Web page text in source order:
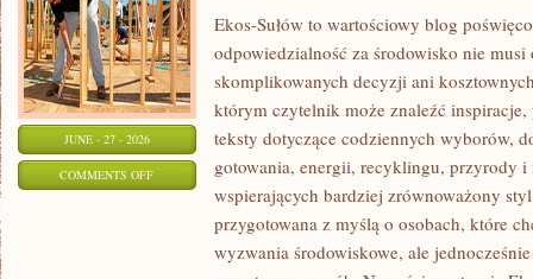
JUNE - 27 - 2026
COMMENTS OFFON
Ekos-Sułów to wartościowy blog
odpowiedzialność za środowisko nie
skomplikowanych decyzji ani
którym czytelnik może znaleźć inspiracje,
teksty dotyczące codziennych wyborów,
gotowania, energii, recyklingu, przyrody i
wspierających bardziej zrównoważony styl
przygotowana z myślą o osobach, które
wyzwania środowiskowe, ale